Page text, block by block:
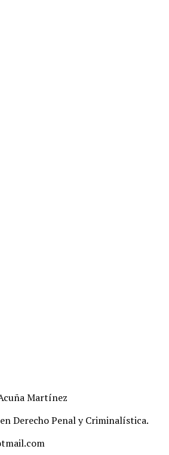
Martínez
Derecho Penal y Criminalística.